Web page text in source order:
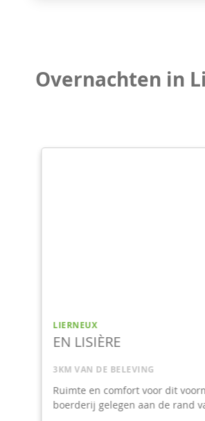
Overnachten in
LIERNEUX
EN LISIÈRE
3KM VAN DE BELEVING
Ruimte en comfort voor dit
boerderij gelegen aan de rand